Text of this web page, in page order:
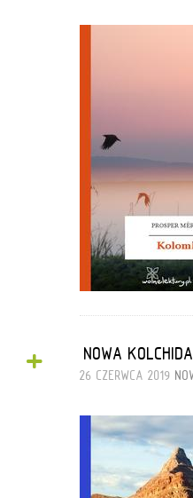
+ „NOWA
26 CZERWCA 2019